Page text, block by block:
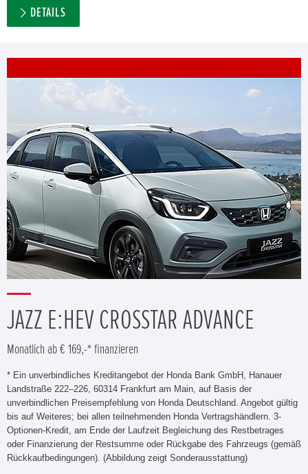
DETAILS
JAZZ E:HEV CROSSTAR ADVANCE
Monatlich ab € 169,-* finanzieren
* Ein unverbindliches Kreditangebot der Honda Bank GmbH, Hanauer
Landstraße 222–226, 60314 Frankfurt am Main, auf Basis der
unverbindlichen Preisempfehlung von Honda Deutschland. Angebot gültig
bis auf Weiteres; bei allen teilnehmenden Honda Vertragshändlern. 3-
Optionen-Kredit, am Ende der Laufzeit Begleichung des Restbetrages
oder Finanzierung der Restsumme oder Rückgabe des Fahrzeugs (gemäß
Rückkaufbedingungen). (Abbildung zeigt Sonderausstattung)